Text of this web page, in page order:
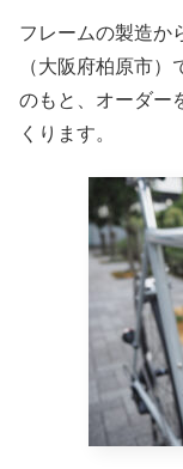
フレームの製造か
（大阪府柏原市
のもと、オーダー
くります。